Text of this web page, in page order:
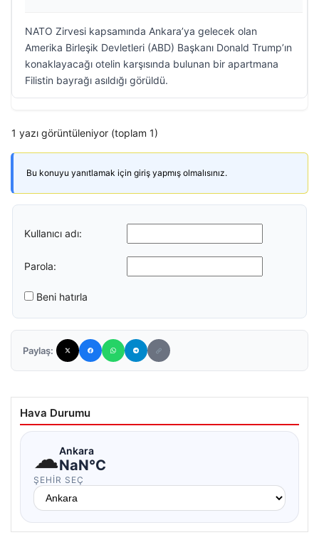
NATO Zirvesi kapsamında Ankara’ya gelecek olan
Amerika Birleşik Devletleri (ABD) Başkanı Donald Trump’ın
konaklayacağı otelin karşısında bulunan bir apartmana
Filistin bayrağı asıldığı görüldü.
1 yazı görüntüleniyor (toplam 1)
Bu konuyu yanıtlamak için giriş yapmış olmalısınız.
Kullanıcı adı:
Parola:
Beni hatırla
Paylaş:
Hava Durumu
☁Ankara
NaN°C
ŞEHIR SEÇ